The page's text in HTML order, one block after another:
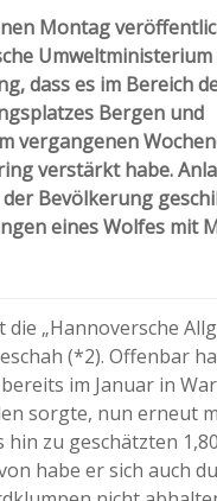
Montag
dass es im Bereich
Bergen und
vergangenen
verstärkt habe.
der Bevölkerung
eines Wolfes mit
„Hannoversche
(*2). Offenbar
im Januar in
sorgte, nun erneut
hin zu geschätzten
habe er sich auch